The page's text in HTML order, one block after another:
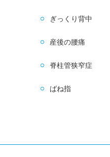
ぎっくり背中
産後の腰痛
脊柱管狭窄症
ばね指